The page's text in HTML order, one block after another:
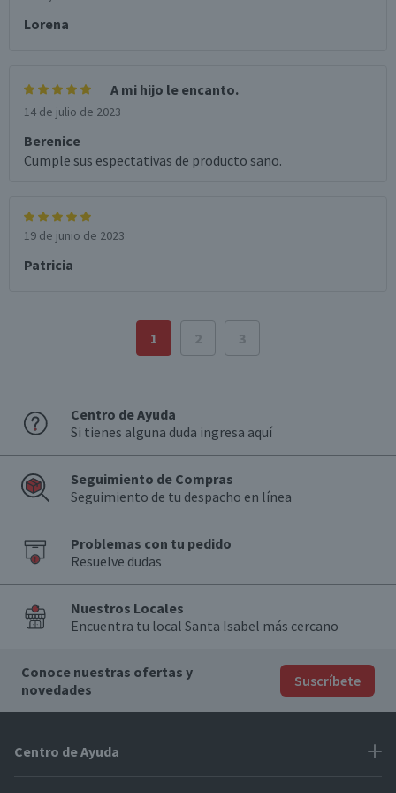
Lorena
A mi hijo le encanto.
14 de julio de 2023
Berenice
Cumple sus espectativas de producto sano.
19 de junio de 2023
Patricia
1 2 3
Centro de Ayuda
Si tienes alguna duda ingresa aquí
Seguimiento de Compras
Seguimiento de tu despacho en línea
Problemas con tu pedido
Resuelve dudas
Nuestros Locales
Encuentra tu local Santa Isabel más cercano
Conoce nuestras ofertas y
novedades
Suscríbete
Centro de Ayuda